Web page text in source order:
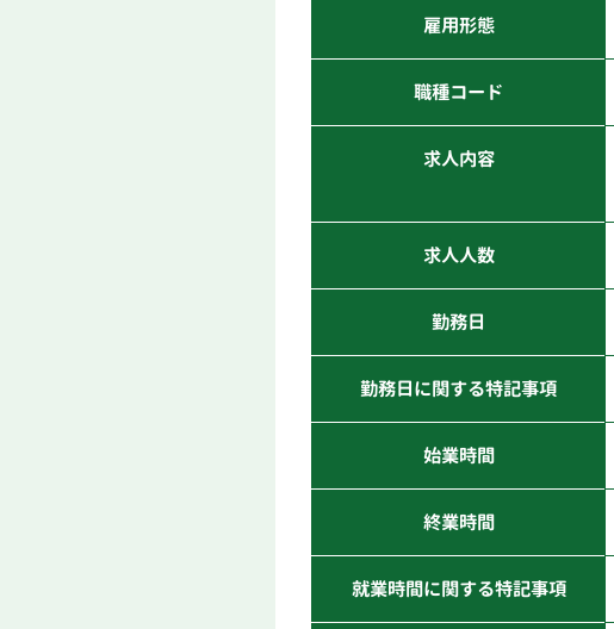
雇用形態
職種コード
求人内容
求人人数
勤務日
勤務日に関する特記事項
始業時間
終業時間
就業時間に関する特記事項